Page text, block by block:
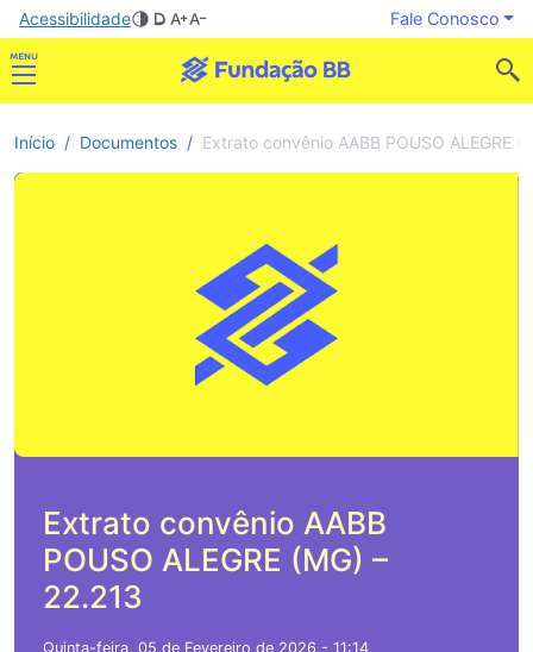
Acessibilidade Fale Conosco
Início Documentos Extrato convênio AABB POUSO ALEGRE
Extrato convênio AABB
POUSO ALEGRE (MG) –
22.213
Quinta-feira, 05 de Fevereiro de 2026 - 11:14